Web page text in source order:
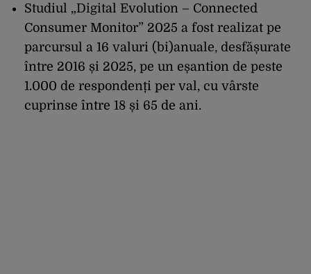
Studiul „Digital Evolution – Connected
Consumer Monitor” 2025 a fost realizat pe
parcursul a 16 valuri (bi)anuale, desfășurate
între 2016 și 2025, pe un eșantion de peste
1.000 de respondenți per val, cu vârste
cuprinse între 18 și 65 de ani.